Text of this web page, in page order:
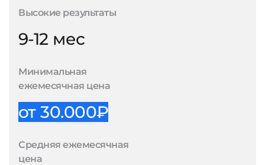
Высокие результаты
9-12 мес
Минимальная
ежемесячная цена
от 30.000₽
Средняя ежемесячная
цена